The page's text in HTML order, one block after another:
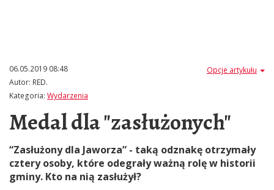
Opcje artykułu
06.05.2019 08:48
Autor: RED.
Kategoria: Wydarzenia
Medal dla "zasłużonych"
“Zasłużony dla Jaworza” - taką odznakę otrzymały
cztery osoby, które odegrały ważną rolę w historii
gminy. Kto na nią zasłużył?